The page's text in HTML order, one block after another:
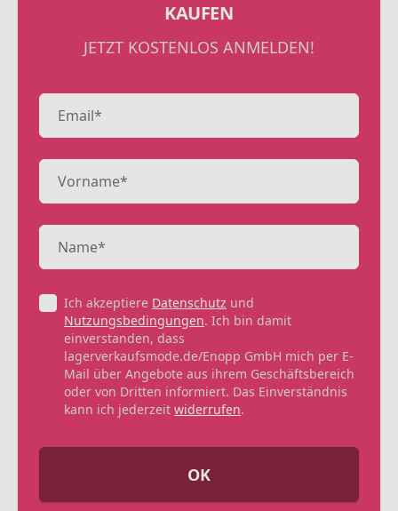
KAUFEN
JETZT KOSTENLOS ANMELDEN!
Ich akzeptiere Datenschutz und
Nutzungsbedingungen. Ich bin damit
einverstanden, dass
lagerverkaufsmode.de/Enopp GmbH mich per E-
Mail über Angebote aus ihrem Geschäftsbereich
oder von Dritten informiert. Das Einverständnis
kann ich jederzeit widerrufen.
OK